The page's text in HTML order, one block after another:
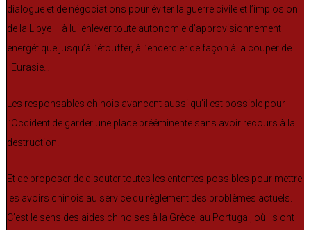
dialogue et de négociations pour éviter la guerre civile et l’implosion
de la Libye – à lui enlever toute autonomie d’approvisionnement
énergétique jusqu’à l’étouffer, à l’encercler de façon à la couper de
l’Eurasie…
Les responsables chinois avancent aussi qu’il est possible pour
l’Occident de garder une place prééminente sans avoir recours à la
destruction.
Et de proposer de discuter toutes les ententes possibles pour mettre
les avoirs chinois au service du règlement des problèmes actuels.
C’est le sens des aides chinoises à la Grèce, au Portugal, où ils ont